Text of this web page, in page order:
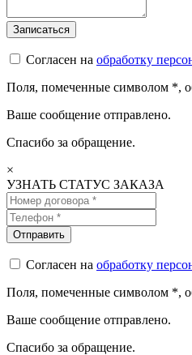
Согласен на обработку
Поля, помеченные символом *,
Ваше сообщение отправлено.
Спасибо за обращение.
×
УЗНАТЬ СТАТУС ЗАКАЗА
Согласен на обработку
Поля, помеченные символом *,
Ваше сообщение отправлено.
Спасибо за обращение.